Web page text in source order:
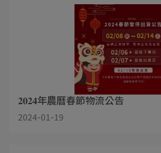
𝟐𝟎𝟐𝟒年農曆春節物流公告
2024-01-19